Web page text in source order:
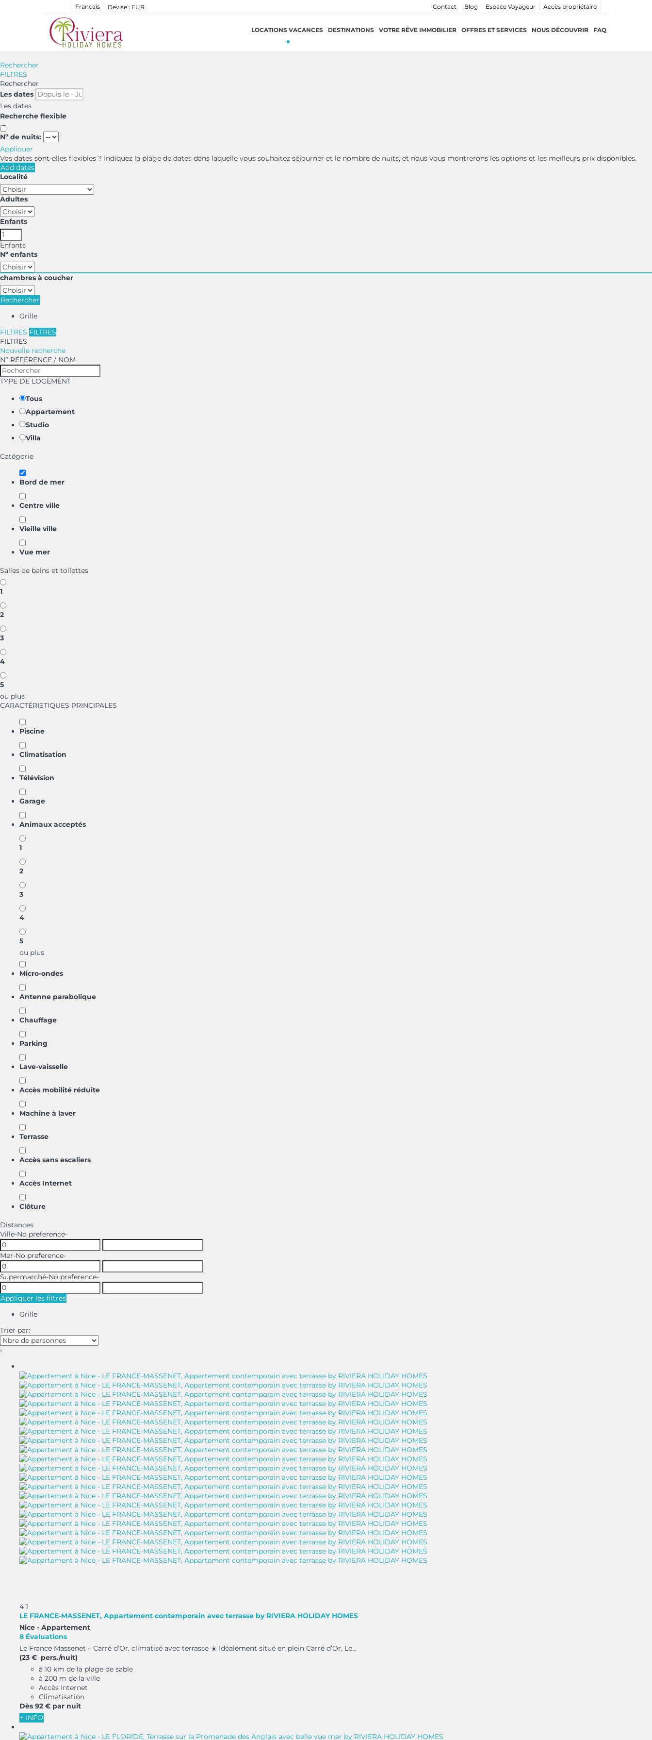
Français Devise : EUR Accès propriétaire
Espace Voyageur
Blog
Contact
LOCATIONS VACANCES DESTINATIONS VOTRE RÊVE IMMOBILIER OFFRES ET SERVICES NOUS DÉCOUVRIR FAQ
Rechercher
FILTRES
Rechercher
Les dates
Les dates
Recherche flexible
Nº de nuits:
Appliquer
Vos dates sont-elles flexibles ? Indiquez la plage de dates dans laquelle vous souhaitez séjourner et le nombre de nuits, et nous vous montrerons les options et les meilleurs prix disponibles.
Add dates
Localité
Adultes
Enfants
Enfants
Nº enfants
chambres à coucher
Rechercher
Grille
FILTRES FILTRES
FILTRES
Nouvelle recherche
Nº RÉFÉRENCE / NOM
TYPE DE LOGEMENT
Tous
Appartement
Studio
Villa
Catégorie
Bord de mer
Centre ville
Vieille ville
Vue mer
Salles de bains et toilettes
1
2
3
4
5
ou plus
CARACTÉRISTIQUES PRINCIPALES
Piscine
Climatisation
Télévision
Garage
Animaux acceptés
1
2
3
4
5
ou plus
Micro-ondes
Antenne parabolique
Chauffage
Parking
Lave-vaisselle
Accès mobilité réduite
Machine à laver
Terrasse
Accès sans escaliers
Accès Internet
Clôture
Distances
Ville-No preference-
Mer-No preference-
Supermarché-No preference-
Appliquer les filtres
Grille
Trier par:
›
4 1
LE FRANCE-MASSENET, Appartement contemporain avec terrasse by RIVIERA HOLIDAY HOMES
Nice - Appartement
8 Évaluations
Le France Massenet – Carré d’Or, climatisé avec terrasse ☀️ Idéalement situé en plein Carré d’Or, Le...
(23 € pers./nuit)
à 10 km de la plage de sable
à 200 m de la ville
Accès Internet
Climatisation
Dès 92 € par nuit
+ INFO